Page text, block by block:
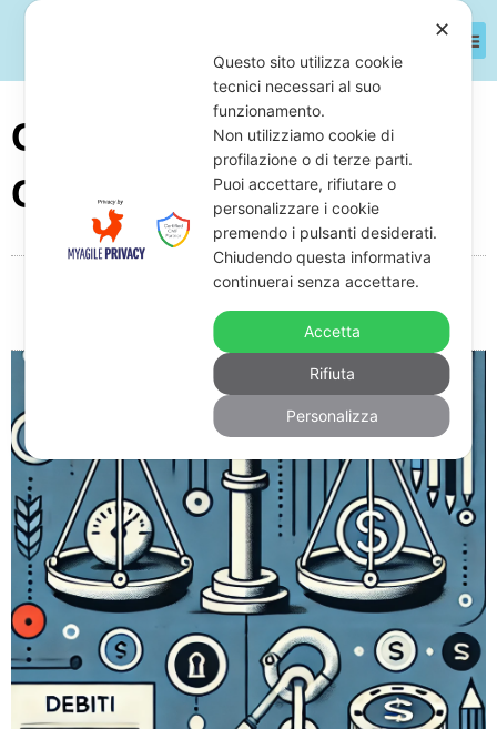
Come Liberarsi Dalle
Cartelle Esattoriali
Giuseppe Monardo Gennaio 14, 2025
18:49
Nessun commento
✕
Questo sito utilizza cookie
tecnici necessari al suo
funzionamento.
Non utilizziamo cookie di
profilazione o di terze parti.
Puoi accettare, rifiutare o
personalizzare i cookie
premendo i pulsanti desiderati.
Chiudendo questa informativa
continuerai senza accettare.
Accetta
Rifiuta
Personalizza